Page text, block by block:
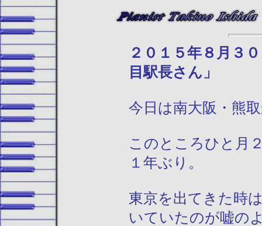
２０１５
目駅長さん」
今日は南大阪・熊
このところひと月
１年ぶり。
東京を出てきた時
いていたのが嘘の